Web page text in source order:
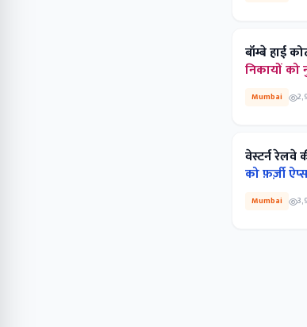
बॉम्बे हाई
निकायों को
Mumbai
वेस्टर्न
को फ़र्ज़ी
Mumbai